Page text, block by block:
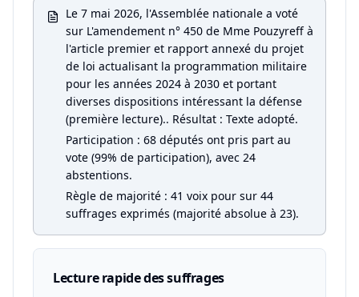
Le 7 mai 2026, l'Assemblée nationale a voté
sur L'amendement n° 450 de Mme Pouzyreff à
l'article premier et rapport annexé du projet
de loi actualisant la programmation militaire
pour les années 2024 à 2030 et portant
diverses dispositions intéressant la défense
(première lecture).. Résultat : Texte adopté.
Participation : 68 députés ont pris part au
vote (99% de participation), avec 24
abstentions.
Règle de majorité : 41 voix pour sur 44
suffrages exprimés (majorité absolue à 23).
Lecture rapide des suffrages